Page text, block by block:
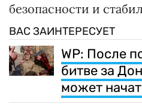
безопасности и
ВАС ЗАИНТЕРЕСУЕТ
WP: После
битве за
может